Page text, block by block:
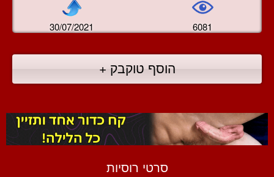
30/07/2021 6081
הוסף טוקבק +
סרטי רוסיות